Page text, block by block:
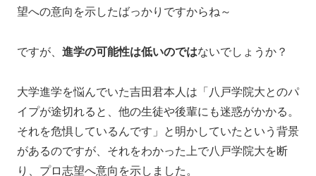
望への意向を示したばっかりですからね～
ですが、 進学の可能性は低いのではないでしょうか？
大学進学を悩んでいた吉田君本人は「八戸学院大とのパ
イプが途切れると、他の生徒や後輩にも迷惑がかかる。
それを危惧しているんです」と明かしていたという背景
があるのですが、それをわかった上で八戸学院大を断
り、プロ志望へ意向を示しました。